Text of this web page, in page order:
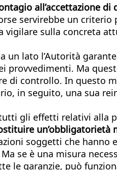
all’accettazione di
servirebbe un
vigilare sulla concreta
lato l’Autorità
Ma
di controllo. In questo
in seguito, una sua
gli effetti relativi alla
un’obbligatorietà
soggetti che
se è una misura
garanzie, può